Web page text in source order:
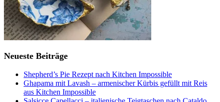
Neueste Beiträge
Shepherd’s Pie Rezept nach Kitchen Impossible
Ghapama mit Lavash – armenischer Kürbis gefüllt mit Reis
aus Kitchen Impossible